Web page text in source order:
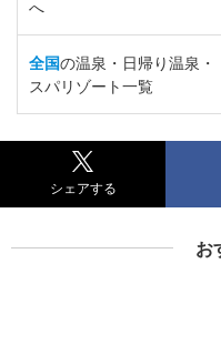
へ
全国の温泉・日帰り温泉・
スパリゾート一覧
シェアする
お